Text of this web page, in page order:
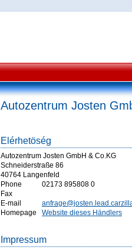
Autozentrum Josten
Elérhetöség
Autozentrum Josten GmbH & Co.KG
Schneiderstraße 86
40764 Langenfeld
Phone
02173 895808 0
Fax
E-mail
Homepage
Website dieses Händlers
Impressum